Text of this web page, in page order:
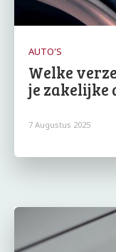
AUTO'S
Welke
je zakelijke
7 Augustus 2025